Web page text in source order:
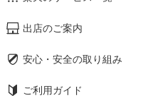
出店のご案内
安心・安全の取り組み
ご利用ガイド